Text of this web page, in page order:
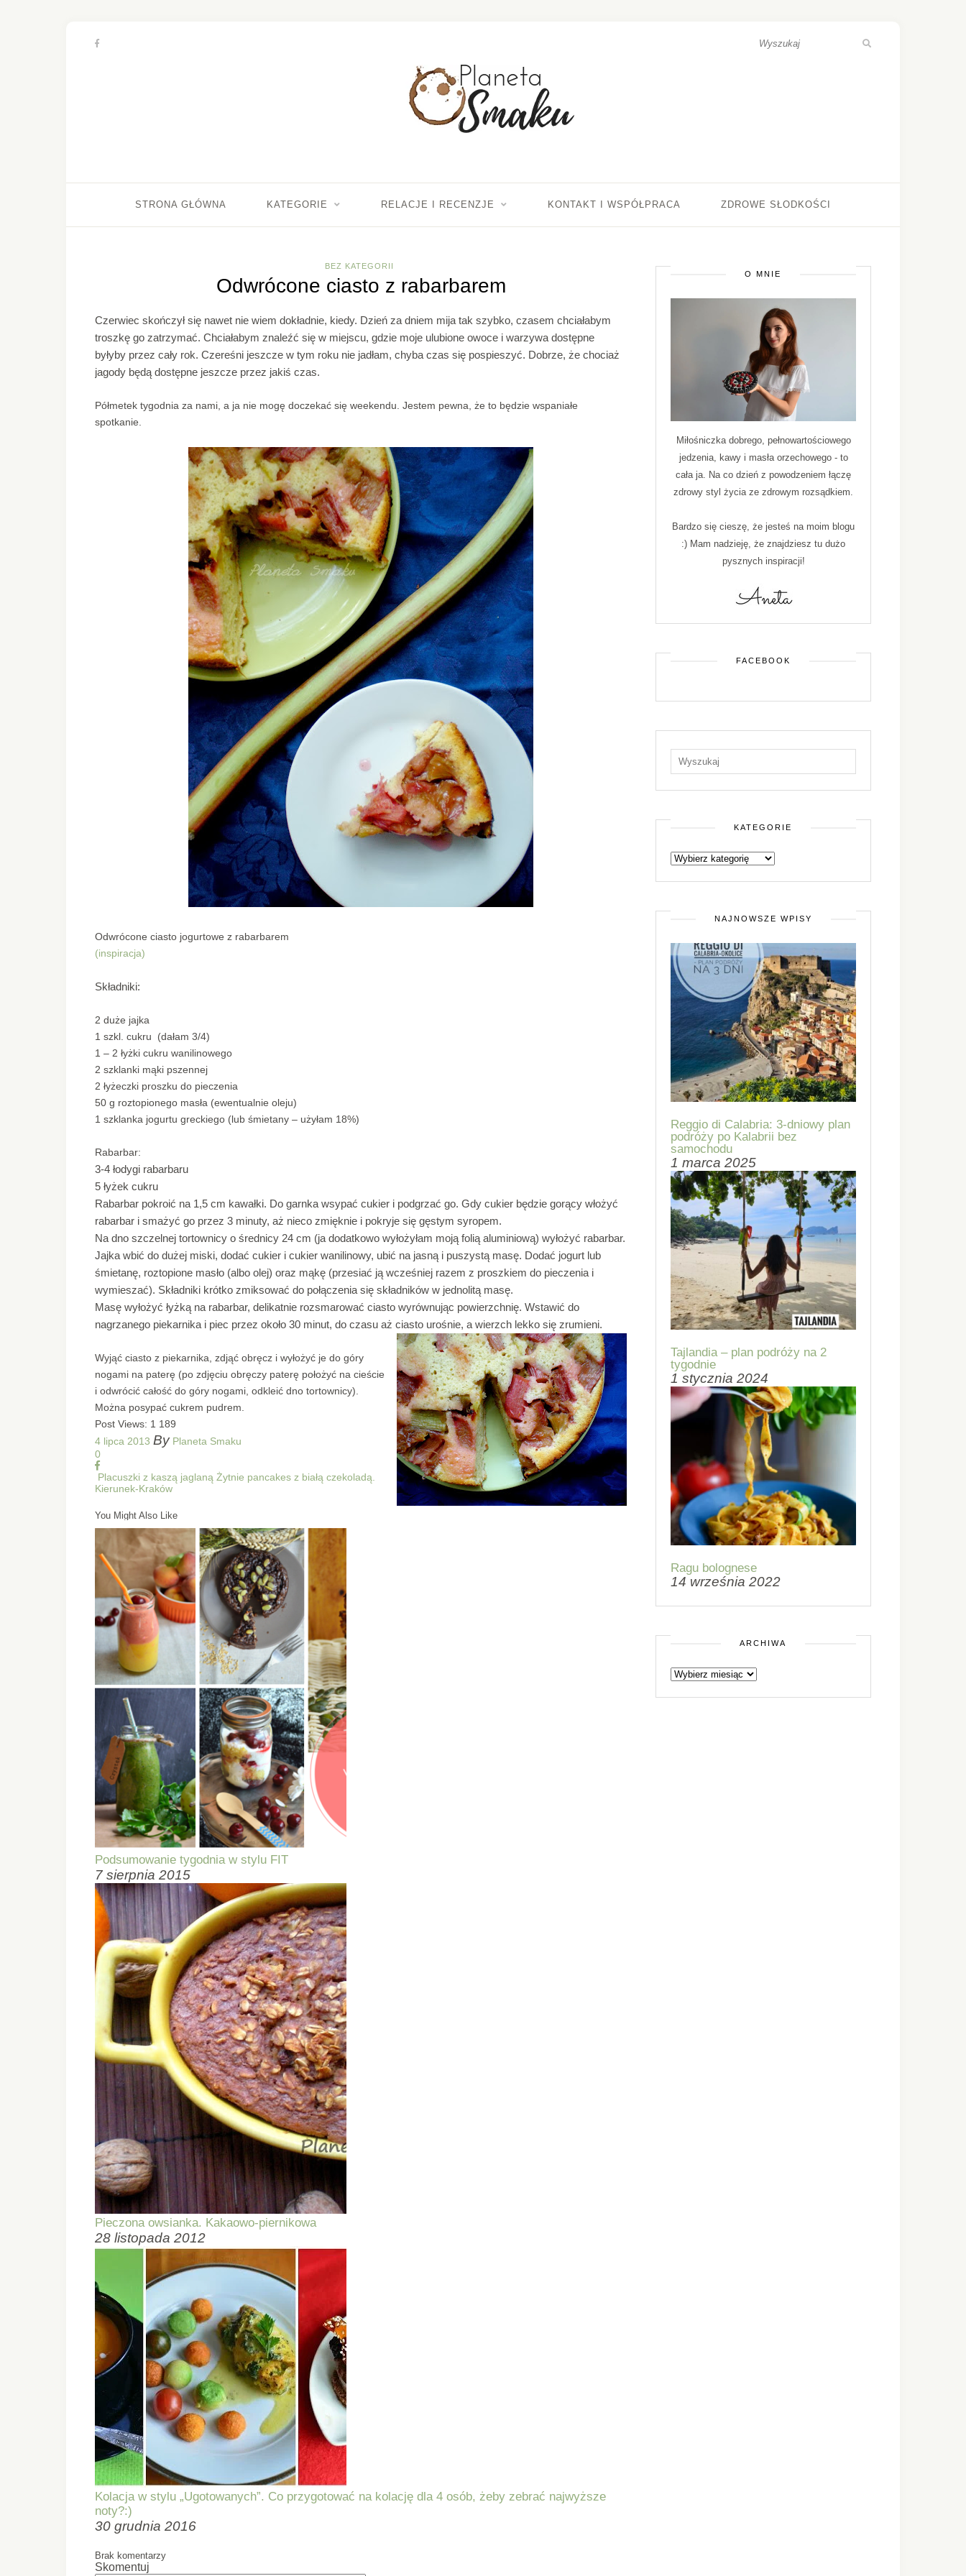
STRONA GŁÓWNA KATEGORIE RELACJE I RECENZJE KONTAKT I WSPÓŁPRACA ZDROWE SŁODKOŚCI
BEZ KATEGORII
Odwrócone ciasto z rabarbarem
Czerwiec skończył się nawet nie wiem dokładnie, kiedy. Dzień za dniem mija tak szybko, czasem chciałabym
troszkę go zatrzymać. Chciałabym znaleźć się w miejscu, gdzie moje ulubione owoce i warzywa dostępne
byłyby przez cały rok. Czereśni jeszcze w tym roku nie jadłam, chyba czas się pospieszyć. Dobrze, że chociaż
jagody będą dostępne jeszcze przez jakiś czas.
Półmetek tygodnia za nami, a ja nie mogę doczekać się weekendu. Jestem pewna, że to będzie wspaniałe
spotkanie.
Odwrócone ciasto jogurtowe z rabarbarem
(inspiracja)
Składniki:
2 duże jajka
1 szkl. cukru (dałam 3/4)
1 – 2 łyżki cukru wanilinowego
2 szklanki mąki pszennej
2 łyżeczki proszku do pieczenia
50 g roztopionego masła (ewentualnie oleju)
1 szklanka jogurtu greckiego (lub śmietany – użyłam 18%)
Rabarbar:
3-4 łodygi rabarbaru
5 łyżek cukru
Rabarbar pokroić na 1,5 cm kawałki. Do garnka wsypać cukier i podgrzać go. Gdy cukier będzie gorący włożyć
rabarbar i smażyć go przez 3 minuty, aż nieco zmięknie i pokryje się gęstym syropem.
Na dno szczelnej tortownicy o średnicy 24 cm (ja dodatkowo wyłożyłam moją folią aluminiową) wyłożyć rabarbar.
Jajka wbić do dużej miski, dodać cukier i cukier wanilinowy, ubić na jasną i puszystą masę. Dodać jogurt lub
śmietanę, roztopione masło (albo olej) oraz mąkę (przesiać ją wcześniej razem z proszkiem do pieczenia i
wymieszać). Składniki krótko zmiksować do połączenia się składników w jednolitą masę.
Masę wyłożyć łyżką na rabarbar, delikatnie rozsmarować ciasto wyrównując powierzchnię. Wstawić do
nagrzanego piekarnika i piec przez około 30 minut, do czasu aż ciasto urośnie, a wierzch lekko się zrumieni.
Wyjąć ciasto z piekarnika, zdjąć obręcz i wyłożyć je do góry
nogami na paterę (po zdjęciu obręczy paterę położyć na cieście
i odwrócić całość do góry nogami, odkleić dno tortownicy).
Można posypać cukrem pudrem.
Post Views: 1 189
4 lipca 2013 By Planeta Smaku
0
Placuszki z kaszą jaglaną Żytnie pancakes z białą czekoladą.
Kierunek-Kraków
You Might Also Like
Podsumowanie tygodnia w stylu FIT
7 sierpnia 2015
Pieczona owsianka. Kakaowo-piernikowa
28 listopada 2012
Kolacja w stylu „Ugotowanych”. Co przygotować na kolację dla 4 osób, żeby zebrać najwyższe
noty?:)
30 grudnia 2016
Brak komentarzy
Skomentuj
O MNIE
Miłośniczka dobrego, pełnowartościowego
jedzenia, kawy i masła orzechowego - to
cała ja. Na co dzień z powodzeniem łączę
zdrowy styl życia ze zdrowym rozsądkiem.
Bardzo się cieszę, że jesteś na moim blogu
:) Mam nadzieję, że znajdziesz tu dużo
pysznych inspiracji!
FACEBOOK
KATEGORIE
NAJNOWSZE WPISY
Reggio di Calabria: 3-dniowy plan
podróży po Kalabrii bez
samochodu
1 marca 2025
Tajlandia – plan podróży na 2
tygodnie
1 stycznia 2024
Ragu bolognese
14 września 2022
ARCHIWA